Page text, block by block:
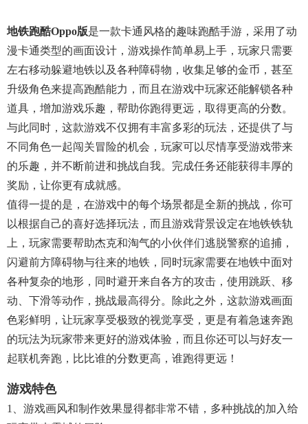
地铁跑酷oppo版是一款卡通风格的趣味跑酷手游，采用了动
漫卡通类型的画面设计，游戏操作简单易上手，玩家只需要
左右移动躲避地铁以及各种障碍物，收集足够的金币，甚至
升级角色来提高跑酷能力，而且在游戏中玩家还能解锁各种
道具，增加游戏乐趣，帮助你跑得更远，取得更高的分数。
与此同时，这款游戏不仅拥有丰富多彩的玩法，还提供了与
不同角色一起闯关冒险的机会，玩家可以尽情享受游戏带来
的乐趣，并不断前进和挑战自我。完成任务还能获得丰厚的
奖励，让你更有成就感。
值得一提的是，在游戏中的每个场景都是全新的挑战，你可
以根据自己的喜好选择玩法，而且游戏背景设定在地铁铁轨
上，玩家需要帮助杰克和淘气的小伙伴们逃脱警察的追捕，
闪避前方障碍物与往来的地铁，同时玩家需要在地铁中面对
各种复杂的地形，同时避开来自各方的攻击，使用跳跃、移
动、下滑等动作，挑战最高得分。除此之外，这款游戏画面
色彩鲜明，让玩家享受极致的视觉享受，更是有着急速奔跑
的玩法为玩家带来更好的游戏体验，而且你还可以与好友一
起联机奔跑，比比谁的分数更高，谁跑得更远！
游戏特色
1、游戏画风和制作效果显得都非常不错，多种挑战的加入给